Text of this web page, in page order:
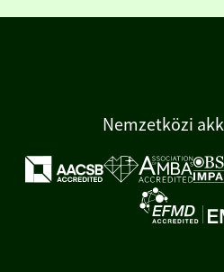
Nemzetközi